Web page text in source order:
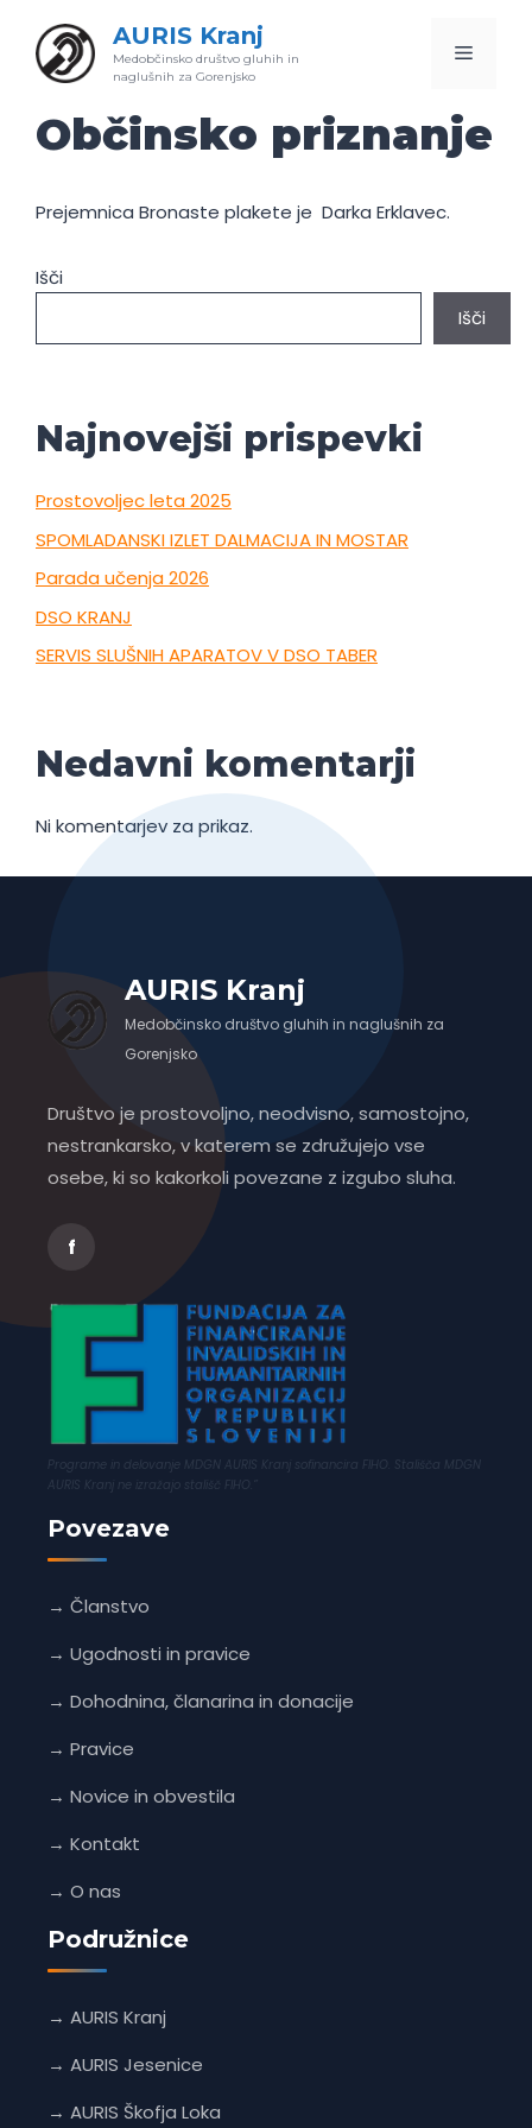
content
AURIS Kranj
Medobčinsko društvo gluhih in
naglušnih za Gorenjsko
Menu
Občinsko priznanje
Prejemnica Bronaste plakete je Darka Erklavec.
Išči
Išči
Najnovejši prispevki
Prostovoljec leta 2025
SPOMLADANSKI IZLET DALMACIJA IN MOSTAR
Parada učenja 2026
DSO KRANJ
SERVIS SLUŠNIH APARATOV V DSO TABER
Nedavni komentarji
Ni komentarjev za prikaz.
AURIS Kranj
Medobčinsko društvo gluhih in naglušnih za
Gorenjsko
Društvo je prostovoljno, neodvisno, samostojno,
nestrankarsko, v katerem se združujejo vse
osebe, ki so kakorkoli povezane z izgubo sluha.
f
Programe in delovanje MDGN AURIS Kranj sofinancira FIHO. Stališča MDGN
AURIS Kranj ne izražajo stališč FIHO.”
Povezave
→ Članstvo
→ Ugodnosti in pravice
→ Dohodnina, članarina in donacije
→ Pravice
→ Novice in obvestila
→ Kontakt
→ O nas
Podružnice
→ AURIS Kranj
→ AURIS Jesenice
→ AURIS Škofja Loka